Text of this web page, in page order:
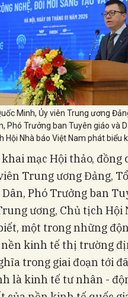
Minh, Ủy viên Trung ương
Phó Trưởng ban Tuyên giáo và
Hội Nhà báo Việt Nam phát biểu
mạc Hội thảo, đồng
Trung ương Đảng,
Phó Trưởng ban
ương, Chủ tịch Hội
một trong những
kinh tế thị trường
trong giai đoạn tới
là kinh tế tư nhân -